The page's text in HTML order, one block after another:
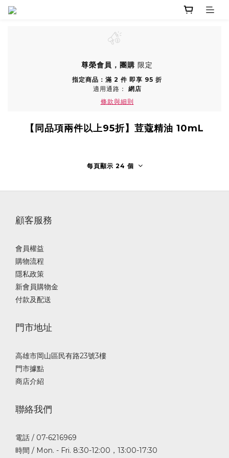
尊榮會員，團購 限定
指定商品：滿 2 件 即享 95 折
適用通路： 網店
條款與細則
【同品項兩件以上95折】荳蔻精油 10mL
每頁顯示 24 個
顧客服務
會員權益
購物流程
隱私政策
新會員購物金
付款及配送
門市地址
高雄市岡山區民有路23號3樓
門市據點
商店介紹
聯絡我們
電話 / 07-6216969
時間 / Mon. - Fri. 8:30-12:00，13:00-17:30